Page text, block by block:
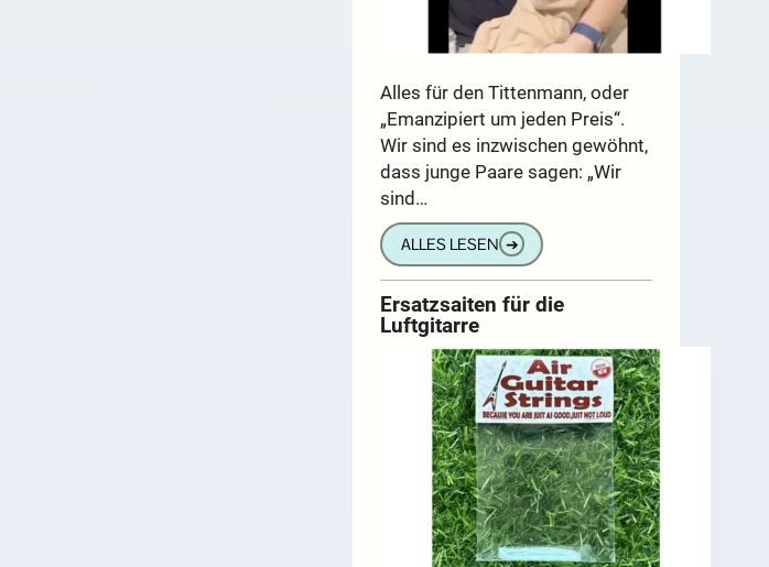
Alles für den Tittenmann, oder
„Emanzipiert um jeden Preis“.
Wir sind es inzwischen gewöhnt,
dass junge Paare sagen: „Wir
sind…
ALLES LESEN ➔
Ersatzsaiten für die
Luftgitarre